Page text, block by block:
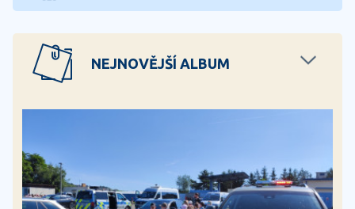
NEJNOVĚJŠÍ ALBUM